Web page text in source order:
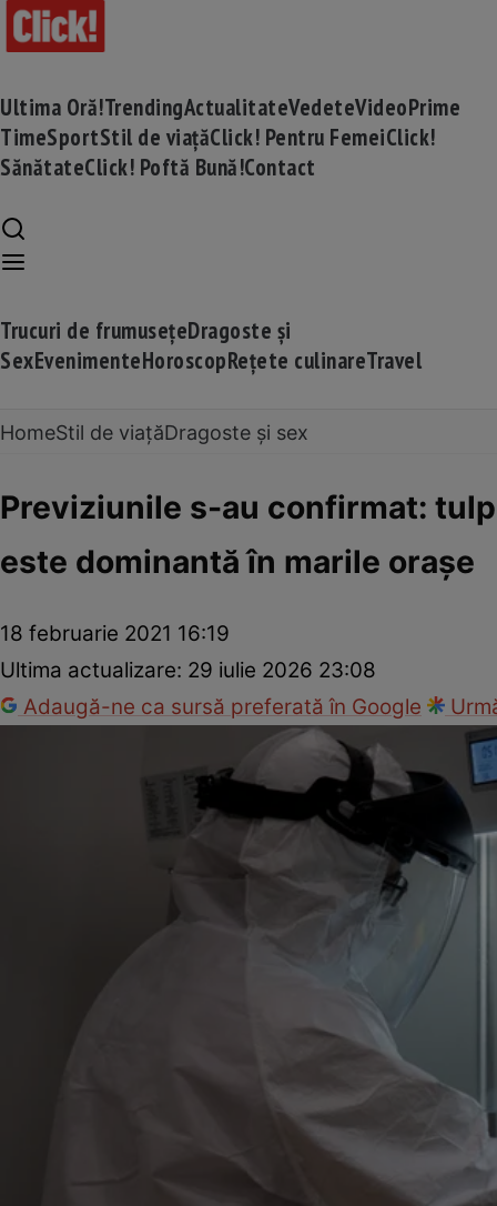
Ultima Oră!TrendingActualitateVedeteVideoPrime
TimeSportStil de viațăClick! Pentru FemeiClick!
SănătateClick! Poftă Bună!Contact
Trucuri de frumusețeDragoste și
SexEvenimenteHoroscopRețete culinareTravel
HomeStil de viațăDragoste și sex
Previziunile s-au confirmat:
este dominantă în marile oraşe
18 februarie 2021 16:19
Ultima actualizare: 29 iulie 2026 23:08
Adaugă-ne ca sursă preferată în Google